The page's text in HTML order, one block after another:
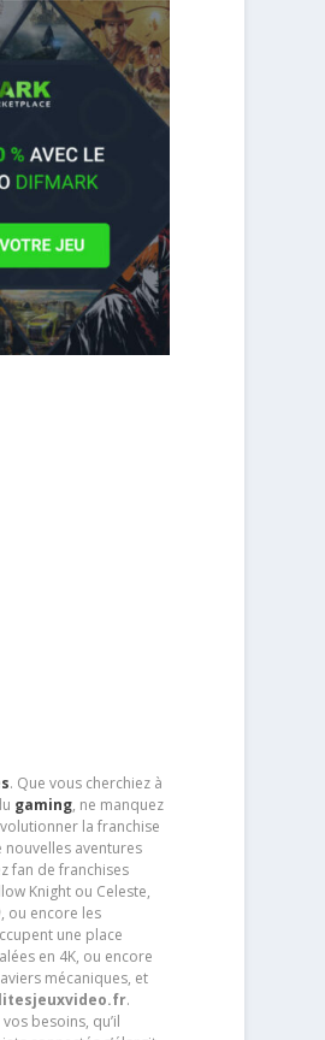
. Que vous cherchiez à
gaming, ne manquez
la franchise
aventures
fan de franchises
Knight ou Celeste,
, ou encore les
une place
en 4K, ou encore
mécaniques, et
.
besoins, qu’il